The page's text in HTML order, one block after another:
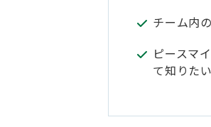
チーム内
ピースマ
て知りたい